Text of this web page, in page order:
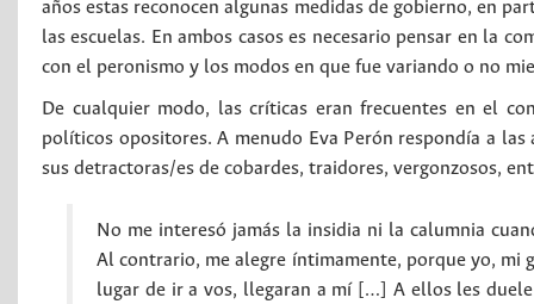
años estas reconocen algunas medidas de gobierno, en
las escuelas. En ambos casos es necesario pensar en la
con el peronismo y los modos en que fue variando o no
De cualquier modo, las críticas eran frecuentes en el
políticos opositores. A menudo Eva Perón respondía a
sus detractoras/es de cobardes, traidores, vergonzosos,
No me interesó jamás la insidia ni la calumnia
Al contrario, me alegre íntimamente, porque yo, mi
lugar de ir a vos, llegaran a mí […] A ellos les